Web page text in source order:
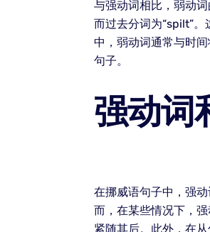
与强动词相比，弱动
而过去分词为“spilt”
中，弱动词通常与时
句子。
强动词
在挪威语句子中，强
而，在某些情况下，
紧随其后。此外，在